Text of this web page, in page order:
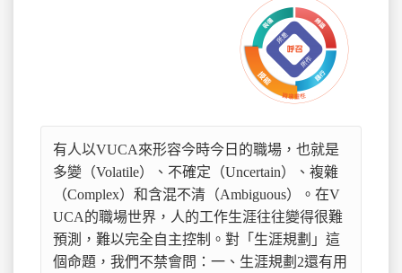
有人以VUCA來形容今時今日的職場，也就是
多變（Volatile）、不確定 （Uncertain）、複雜
（Complex）和含混不清（Ambiguous）。在V
UCA的職場世界，人的工作生涯往往變得很難
預測，難以完全自主控制。對「生涯規劃」這
個命題，我們不禁會問：一、生涯規劃2還有用